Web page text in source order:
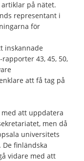
på nätet.
representant i
för
inskannade
43, 45, 50,
att få tag på
att uppdatera
men då
universitets
finländska
vidare med att